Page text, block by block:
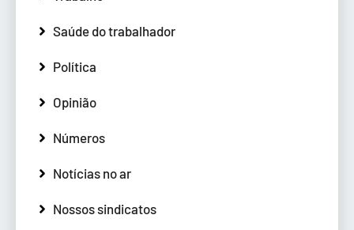
Saúde do trabalhador
Política
Opinião
Números
Notícias no ar
Nossos sindicatos